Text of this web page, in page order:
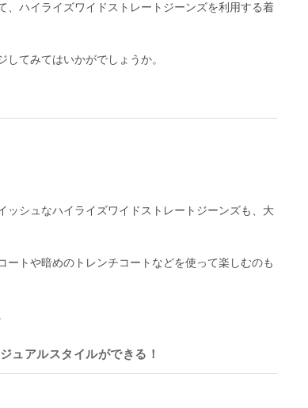
ハイライズワイドストレートジーンズを利用する着
てみてはいかがでしょうか。
シュなハイライズワイドストレートジーンズも、大
トや暗めのトレンチコートなどを使って楽しむのも
ュアルスタイルができる！